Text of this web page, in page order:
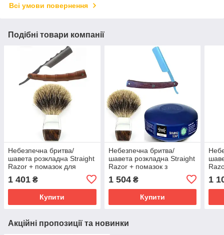
Всі умови повернення
Подібні товари компанії
Небезпечна бритва/
шавета розкладна Straight
Razor + помазок для
ворсом
1 401 ₴
Купити
Небезпечна бритва/
шавета розкладна Straight
Razor + помазок з
борсучим ворсом + мило
для гоління
Wilkinson Essential 125 г
1 504₴
Купити
1
Акційні пропозиції та новинки